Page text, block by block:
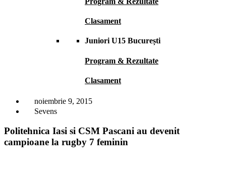
Clasament
Juniori U15 București
Program & Rezultate
Clasament
noiembrie 9, 2015
Sevens
Politehnica Iasi si CSM Pascani au devenit
campioane la rugby 7 feminin